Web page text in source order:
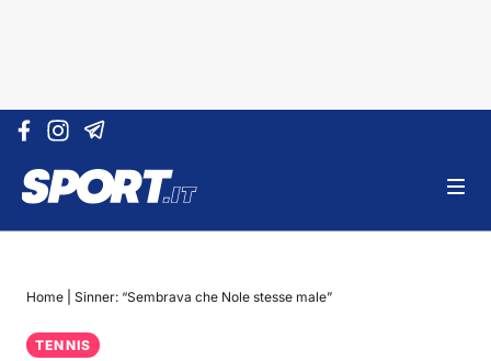
Vai al contenuto
Home Sinner: “Sembrava che Nole stesse male”
TENNIS